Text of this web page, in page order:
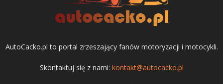
AutoCacko.pl to portal zrzeszający fanów motoryzacji i motocykli.
Skontaktuj się z nami: kontakt@autocacko.pl